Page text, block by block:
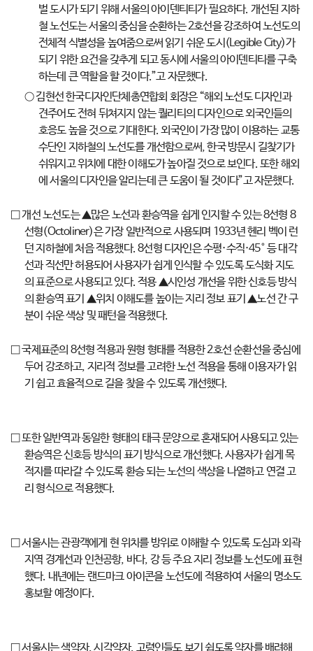
벌 도시가 되기 위해 서울의 아이덴티티가 필요하다. 개선된 지하
철 노선도는 서울의 중심을 순환하는 2호선을 강조하여 노선도의
전체적 식별성을 높여줌으로써 읽기 쉬운 도시(Legible City)가
되기 위한 요건을 갖추게 되고 동시에 서울의 아이덴티티를 구축
하는데 큰 역할을 할 것이다.”고 자문했다.
○ 김현선 한국디자인단체총연합회 회장은 “해외 노선도 디자인과
견주어도 전혀 뒤쳐지지 않는 퀄리티의 디자인으로 외국인들의
호응도 높을 것으로 기대한다. 외국인이 가장 많이 이용하는 교통
수단인 지하철의 노선도를 개선함으로써, 한국 방문시 길찾기가
쉬워지고 위치에 대한 이해도가 높아질 것으로 보인다. 또한 해외
에 서울의 디자인을 알리는데 큰 도움이 될 것이다”고 자문했다.
□ 개선 노선도는 ▲많은 노선과 환승역을 쉽게 인지할 수 있는 8선형 8
선형(Octoliner)은 가장 일반적으로 사용되며 1933년 헨리 벡이 런
던 지하철에 처음 적용했다. 8선형 디자인은 수평·수직·45° 등 대각
선과 직선만 허용되어 사용자가 쉽게 인식할 수 있도록 도식화 지도
의 표준으로 사용되고 있다. 적용 ▲시인성 개선을 위한 신호등 방식
의 환승역 표기 ▲위치 이해도를 높이는 지리 정보 표기 ▲노선 간 구
분이 쉬운 색상 및 패턴을 적용했다.
□ 국제표준의 8선형 적용과 원형 형태를 적용한 2호선 순환선을 중심에
두어 강조하고, 지리적 정보를 고려한 노선 적용을 통해 이용자가 읽
기 쉽고 효율적으로 길을 찾을 수 있도록 개선했다.
□ 또한 일반역과 동일한 형태의 태극 문양으로 혼재되어 사용되고 있는
환승역은 신호등 방식의 표기 방식으로 개선했다. 사용자가 쉽게 목
적지를 따라갈 수 있도록 환승 되는 노선의 색상을 나열하고 연결 고
리 형식으로 적용했다.
□ 서울시는 관광객에게 현 위치를 방위로 이해할 수 있도록 도심과 외곽
지역 경계선과 인천공항, 바다, 강 등 주요 지리 정보를 노선도에 표현
했다. 내년에는 랜드마크 아이콘을 노선도에 적용하여 서울의 명소도
홍보할 예정이다.
□ 서울시는 색약자, 시각약자, 고령인들도 보기 쉽도록 약자를 배려해